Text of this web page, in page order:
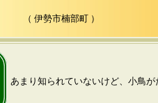
（ 伊勢市楠部町 ）
あまり知られていないけど、小鳥